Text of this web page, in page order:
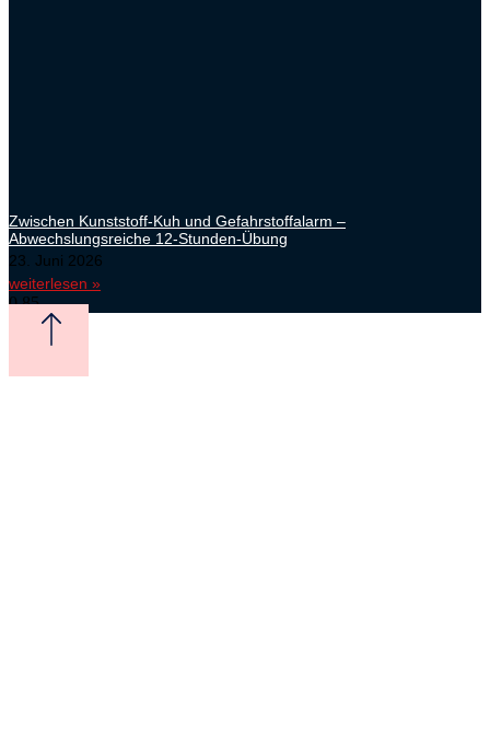
Zwischen Kunststoff-Kuh und Gefahrstoffalarm –
Abwechslungsreiche 12-Stunden-Übung
23. Juni 2026
weiterlesen »